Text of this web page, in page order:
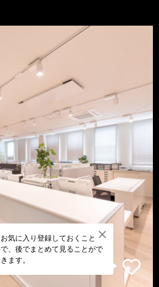
お気に入り登録しておくこと
で、後でまとめて見ることがで
きます。